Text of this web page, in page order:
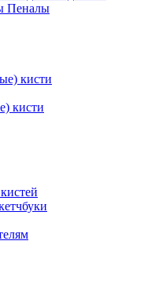
Пеналы
кисти
кисти